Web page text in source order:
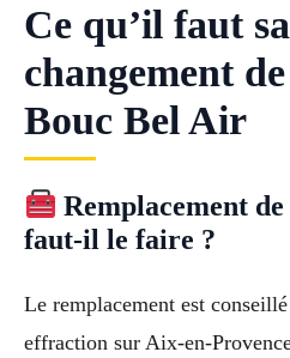
Ce qu’il faut
changement
Bouc Bel Air
Remplacement
faut-il le faire ?
Le remplacement est
effraction sur Aix-en-